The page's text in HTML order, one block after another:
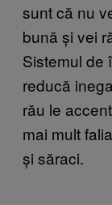
sunt că nu
bună și vei
Sistemul de
reducă
rău le
mai mult
și săraci.